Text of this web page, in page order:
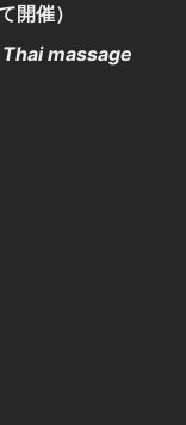
開催）
massage